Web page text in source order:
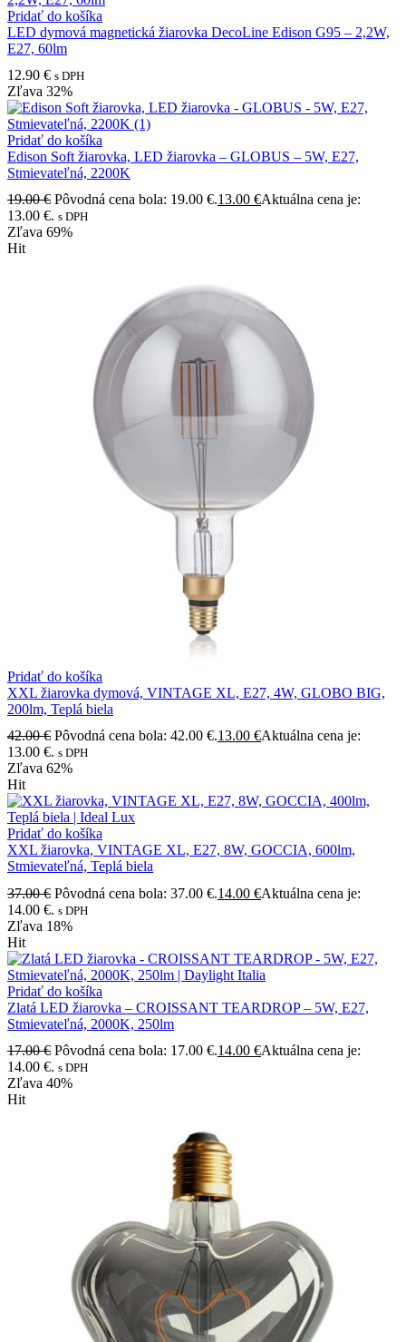
Pridať do košíka
LED dymová magnetická žiarovka DecoLine Edison G95 – 2,2W,
E27, 60lm
12.90 € s DPH
Zľava 32%
Pridať do košíka
Edison Soft žiarovka, LED žiarovka – GLOBUS – 5W, E27,
Stmievateľná, 2200K
19.00€ Pôvodná cena bola: 19.00 €.13.00 €Aktuálna cena je:
13.00 €. s DPH
Zľava 69%
Hit
Pridať do košíka
XXL žiarovka dymová, VINTAGE XL, E27, 4W, GLOBO BIG,
200lm, Teplá biela
42.00€ Pôvodná cena bola: 42.00 €.13.00 €Aktuálna cena je:
13.00 €. s DPH
Zľava 62%
Hit
Pridať do košíka
XXL žiarovka, VINTAGE XL, E27, 8W, GOCCIA, 600lm,
Stmievateľná, Teplá biela
37.00€ Pôvodná cena bola: 37.00 €.14.00 €Aktuálna cena je:
14.00 €. s DPH
Zľava 18%
Hit
Pridať do košíka
Zlatá LED žiarovka – CROISSANT TEARDROP – 5W, E27,
Stmievateľná, 2000K, 250lm
17.00€ Pôvodná cena bola: 17.00 €.14.00 €Aktuálna cena je:
14.00 €. s DPH
Zľava 40%
Hit